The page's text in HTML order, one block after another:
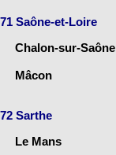
71 Saône-et-Loire
Chalon-sur-Saône
Mâcon
72 Sarthe
Le Mans